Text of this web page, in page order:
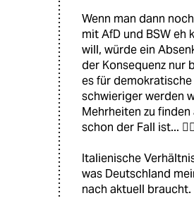
Wenn man dann
mit AfD und BSW eh
will, würde ein
der Konsequenz nur
es für
schwieriger werden
Mehrheiten zu
schon der Fall ist... 🤷‍♂️
Italienische
was Deutschland
nach aktuell braucht.